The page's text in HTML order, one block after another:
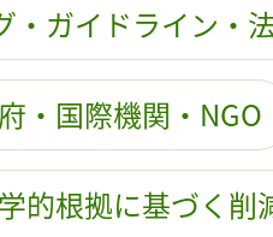
・ガイドライン・
・国際機関・NGO
的根拠に基づく削